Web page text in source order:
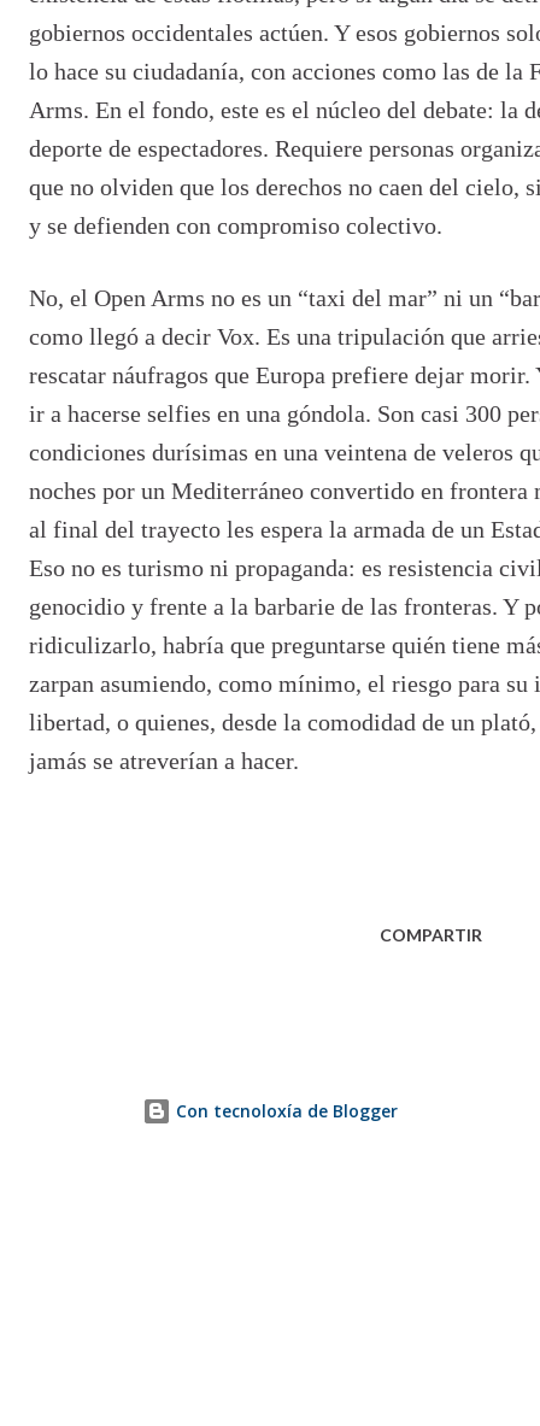
gobiernos occidentales actúen. Y esos gobiernos
lo hace su ciudadanía, con acciones como las de la
Arms. En el fondo, este es el núcleo del debate: la
deporte de espectadores. Requiere personas
que no olviden que los derechos no caen del cielo,
y se defienden con compromiso colectivo.
No, el Open Arms no es un “taxi del mar” ni un “
como llegó a decir Vox. Es una tripulación que
rescatar náufragos que Europa prefiere dejar
ir a hacerse selfies en una góndola. Son casi 300
condiciones durísimas en una veintena de veleros
noches por un Mediterráneo convertido en frontera
al final del trayecto les espera la armada de un
Eso no es turismo ni propaganda: es resistencia
genocidio y frente a la barbarie de las fronteras. Y
ridiculizarlo, habría que preguntarse quién tiene
zarpan asumiendo, como mínimo, el riesgo para su
libertad, o quienes, desde la comodidad de un
jamás se atreverían a hacer.
COMPARTIR
Con tecnoloxía de Blogger